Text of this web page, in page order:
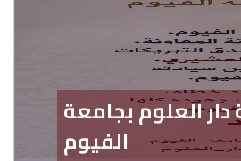
العلوم بجامعة
الفيوم